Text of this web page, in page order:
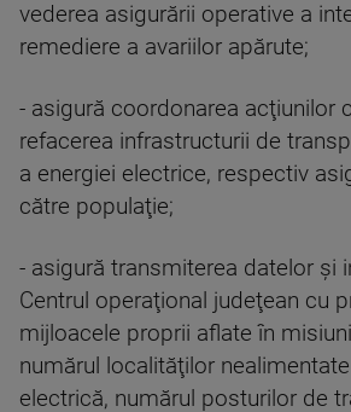
vederea asigurării operative a
remediere a avariilor apărute;
- asigură coordonarea acţiunilor
refacerea infrastructurii de
a energiei electrice, respectiv
către populaţie;
- asigură transmiterea datelor şi
Centrul operaţional judeţean cu
mijloacele proprii aflate în
numărul localităţilor
electrică, numărul posturilor de